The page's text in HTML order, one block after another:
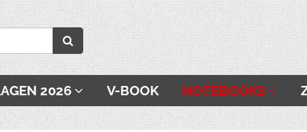
2026 V-BOOK NOTEBOOKS